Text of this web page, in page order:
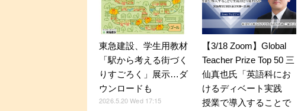
東急建設、学生用教材
「駅から考える街づく
りすごろく」展示…ダ
ウンロードも
2026.5.20 Wed 17:15
【3/18 Zoom】Global
Teacher Prize Top 50 三
仙真也氏「英語科にお
けるディベート実践
授業で導入することで